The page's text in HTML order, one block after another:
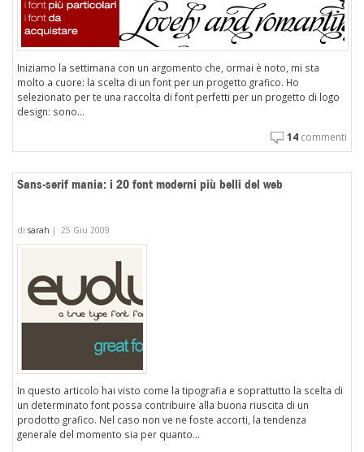
Iniziamo la settimana con un argomento che, ormai è noto, mi sta
molto a cuore: la scelta di un font per un progetto grafico. Ho
selezionato per te una raccolta di font perfetti per un progetto di logo
design: sono...
14 commenti
Sans-serif mania: i 20 font moderni più belli del web
di sarah | 25 Giu 2009
In questo articolo hai visto come la tipografia e soprattutto la scelta di
un determinato font possa contribuire alla buona riuscita di un
prodotto grafico. Nel caso non ve ne foste accorti, la tendenza
generale del momento sia per quanto...